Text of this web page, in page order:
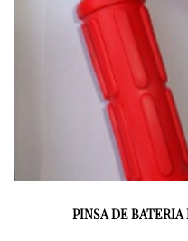
PINSA DE